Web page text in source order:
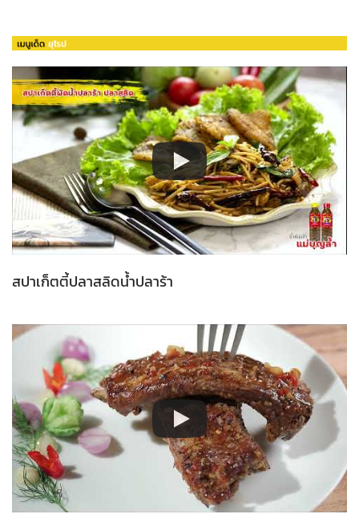
สปาเก็ตตี้ปลาสลิดน้ำปลาร้า